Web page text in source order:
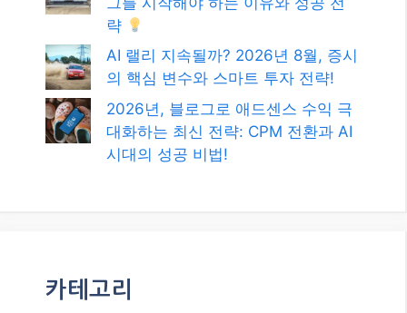
략
AI 랠리 지속될까? 2026년 8월, 증시
의 핵심 변수와 스마트 투자 전략!
2026년, 블로그로 애드센스 수익 극
대화하는 최신 전략: CPM 전환과 AI
시대의 성공 비법!
카테고리